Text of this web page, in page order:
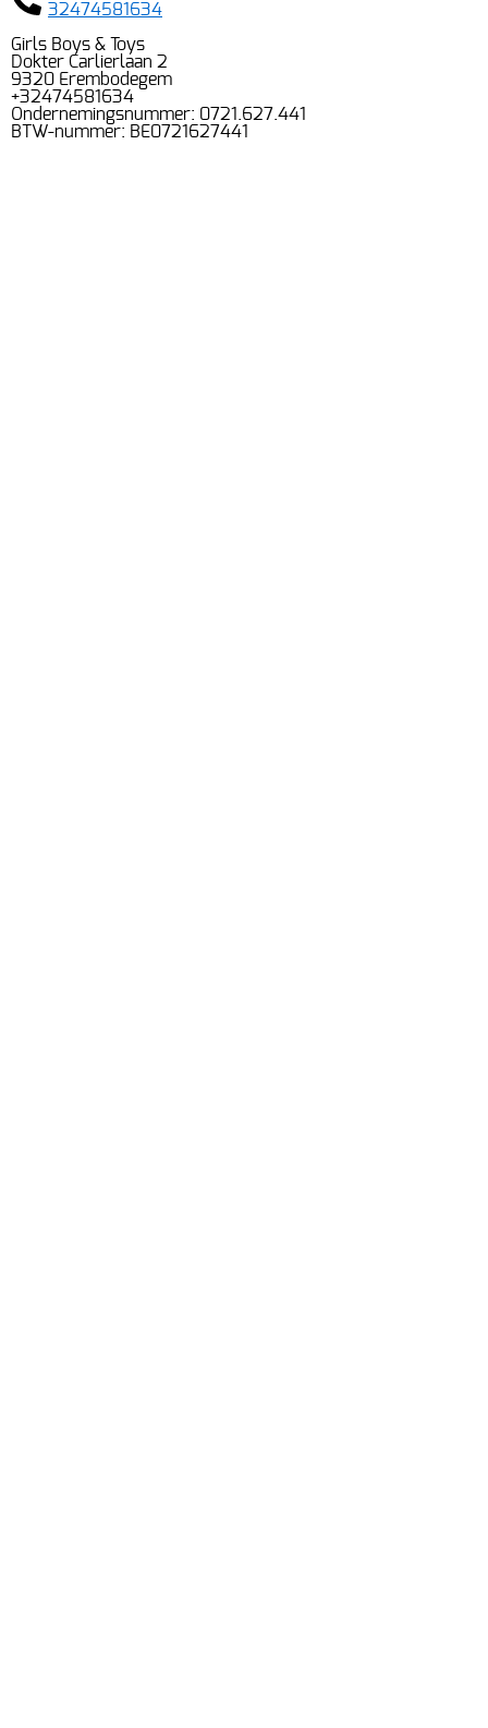
32474581634
Girls Boys & Toys
Dokter Carlierlaan 2
9320 Erembodegem
+32474581634
Ondernemingsnummer: 0721.627.441
BTW-nummer: BE0721627441